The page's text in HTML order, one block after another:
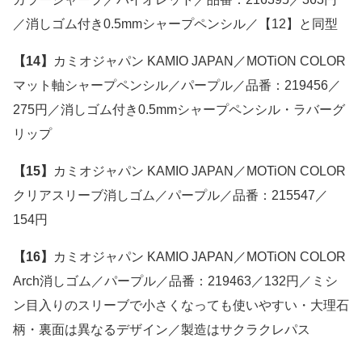
／消しゴム付き0.5mmシャープペンシル／【12】と同型
【14】
カミオジャパン KAMIO JAPAN／MOTiON COLOR
マット軸シャープペンシル／パープル／品番：219456／
275円／消しゴム付き0.5mmシャープペンシル・ラバーグ
リップ
【15】
カミオジャパン KAMIO JAPAN／MOTiON COLOR
クリアスリーブ消しゴム／パープル／品番：215547／
154円
【16】
カミオジャパン KAMIO JAPAN／MOTiON COLOR
Arch消しゴム／パープル／品番：219463／132円／ミシ
ン目入りのスリーブで小さくなっても使いやすい・大理石
柄・裏面は異なるデザイン／製造はサクラクレパス